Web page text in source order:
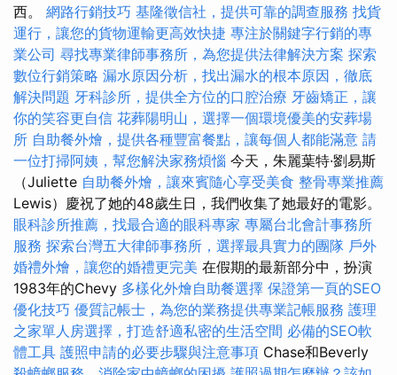
西。 網路行銷技巧 基隆徵信社，提供可靠的調查服務 找貨
運行，讓您的貨物運輸更高效快捷 專注於關鍵字行銷的專
業公司 尋找專業律師事務所，為您提供法律解決方案 探索
數位行銷策略 漏水原因分析，找出漏水的根本原因，徹底
解決問題 牙科診所，提供全方位的口腔治療 牙齒矯正，讓
你的笑容更自信 花葬陽明山，選擇一個環境優美的安葬場
所 自助餐外燴，提供各種豐富餐點，讓每個人都能滿意 請
一位打掃阿姨，幫您解決家務煩惱 今天，朱麗葉特·劉易斯
（Juliette 自助餐外燴，讓來賓隨心享受美食 整骨專業推薦
Lewis）慶祝了她的48歲生日，我們收集了她最好的電影。
眼科診所推薦，找最合適的眼科專家 專屬台北會計事務所
服務 探索台灣五大律師事務所，選擇最具實力的團隊 戶外
婚禮外燴，讓您的婚禮更完美 在假期的最新部分中，扮演
1983年的Chevy 多樣化外燴自助餐選擇 保證第一頁的SEO
優化技巧 優質記帳士，為您的業務提供專業記帳服務 護理
之家單人房選擇，打造舒適私密的生活空間 必備的SEO軟
體工具 護照申請的必要步驟與注意事項 Chase和Beverly